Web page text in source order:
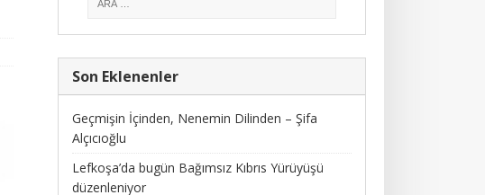
Son Eklenenler
Geçmişin İçinden, Nenemin Dilinden – Şifa
Alçıcıoğlu
Lefkoşa’da bugün Bağımsız Kıbrıs Yürüyüşü
düzenleniyor